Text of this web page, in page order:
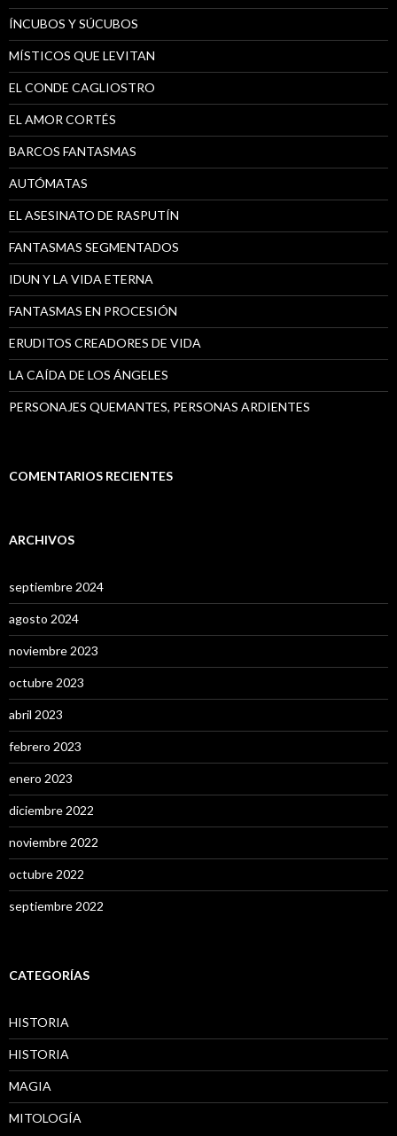
ÍNCUBOS Y SÚCUBOS
MÍSTICOS QUE LEVITAN
EL CONDE CAGLIOSTRO
EL AMOR CORTÉS
BARCOS FANTASMAS
AUTÓMATAS
EL ASESINATO DE RASPUTÍN
FANTASMAS SEGMENTADOS
IDUN Y LA VIDA ETERNA
FANTASMAS EN PROCESIÓN
ERUDITOS CREADORES DE VIDA
LA CAÍDA DE LOS ÁNGELES
PERSONAJES QUEMANTES, PERSONAS ARDIENTES
COMENTARIOS RECIENTES
ARCHIVOS
septiembre 2024
agosto 2024
noviembre 2023
octubre 2023
abril 2023
febrero 2023
enero 2023
diciembre 2022
noviembre 2022
octubre 2022
septiembre 2022
CATEGORÍAS
HISTORIA
HISTORIA
MAGIA
MITOLOGÍA